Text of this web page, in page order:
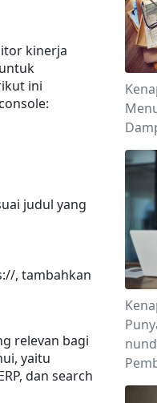
kinerja
ini
judul yang
, tambahkan
relevan bagi
yaitu
dan search